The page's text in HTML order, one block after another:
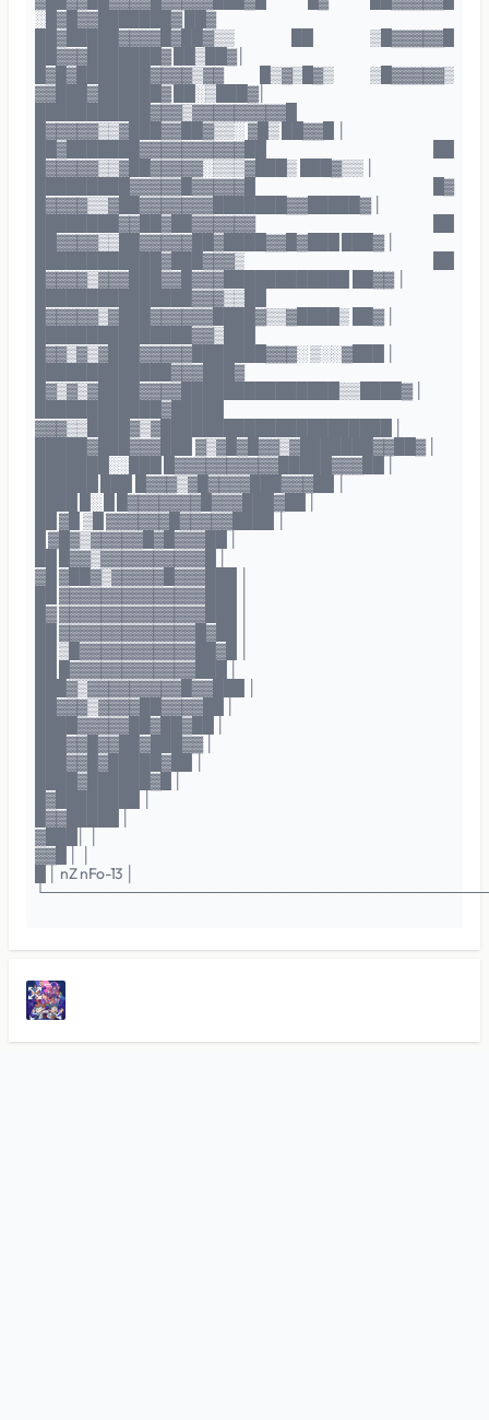
░█▓█▓▓███████▓ ██▓
██▓█████▓▓▓▓█▓██▓▒▒ ██ ▒█▓▓▓▓▓█
██▓▓▓███████▓ ██▒██▓│
█▓█▓███████▓▓▓▓▒▓▓ █▒▓▒█▓▒ ▒█▓▓▓▓▓▒
▓▓███▓██████▓ ██░▒███▓│
███████████▓▓▓▒▓▓▓▓▓▓▓▓▓█
█▓▓▓▓▓▒▒▓███▓▓██▓▒▒░ ▓█▒ ██▓▓█ │
██▓███████▓▓▓▓▓▓▓▓▓▓██ ██
█▓▓▓▓▓▒▒▓██▓▓▓▓▓░▒▒▒▓███▒ ███▓▒▒ │
█████████▓▓▓▓▓█▓▓▓▓▓█ █▓
█▓▓▓▓▒▒▓██▓▓▓▓▓▓▓███████▓▓█████▓ │
████████▓▓██▓██▓▓▓▓▓▓ ██
██▓▓▓▓▒▒██▓▓▓▓▓██▓████▓▓█▓███ ███▓ │
████████████▓███▓▓▓▒ ██
█▓▓▓▓▒▓▓▓███▓▓█▓▓▓████████████ ██▓▓ │
███████████████▓▓▓▒▒██
█▓▓▓▓▓▒▓███▓▓▓▓▓▓████▓▒▒▓████▒ ██▓ │
███████████████▓▓▒███
█▓▓▒▓▒▓███▓▓▓▓▓███████▓▓▓░ ▒░░▓███ │
█████████████▓▓▓███▓
█▓▒▓▒▓████▓▓▓▓███████████████▒▒████▓ │
████████████▓█████
▓▓▓▒▒████▓▒▓██████████████████████ │
█████▓███▓▓▓███ ▓▒▓█▓█▓▓▒▓███████▓▓██▓ │
███████░░███ █▓▓▓▓▓▓▓▓▓▓█████▓▓▓██ │
██████ ███ █▓▓▓▒▓█▓▓▓▓███▓▓▓██ │
████ █░ █ █▓▓▓▓▓▓▓█▓▓▓███▓██ │
██ ▓█ ▒█ ▓▓▓▓▓▓█▓▓▓▓▓████ │
█ ▓█▓▒▓▓▓▓▓█▓█▓▓▓██ │
██ █▓▓▒▓▓▓▓▓▓▓▓▓▓█ │
▓█ ▓██▓▒▓▓▓▓▓█▓▓▓███ │
██ ▓▓▓▓▓▓▓▓▓▓▓▓▓▓███ │
█▓ ▓▓▓▓▓▓▓▓▓▓▓▓▓▓███ │
██ ▓▓▓▓▓▓▓▓▓▓▓▓▓█▓██ │
██ ▒█▓▓▓▓▓▓▓▓▓▓▓██▓█ │
██ █▓▓▓▓▓▓▓▓▓▓▓▓███ │
███▓▒▓▓▓▓▓▓▓▓▓█▓▓███ │
██▓▓▓▒▓▓▓▓██▓▓▓▓██ │
████▓▓▓▓▓██▓██▓██ │
███▓▓█▓▓██▓███▓▓ │
███▓▓█▓█████▓██ │
████▓██████▓█ │
█▓████████ │
█▓▓█████ │
▓███│ │
▓▓█ │ │
█ │ nZ nFo-13 │